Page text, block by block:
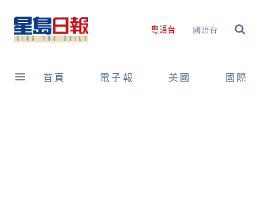
content
粵語台 國語台
首頁 電子報 美國 國際